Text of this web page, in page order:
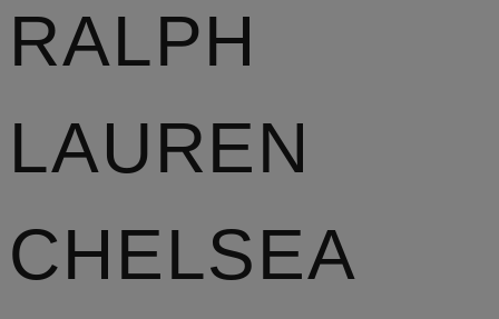
RALPH
LAUREN
CHELSEA